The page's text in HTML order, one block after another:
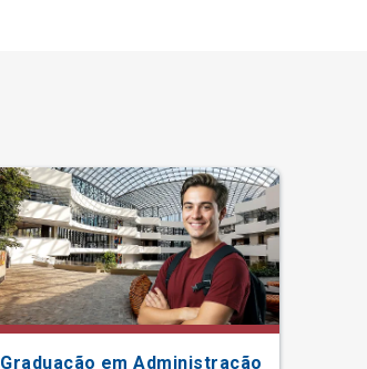
Graduação em Administração